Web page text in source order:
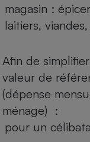
magasin :
laitiers,
Afin de
valeur de
(dépense
ménage) :
pour un